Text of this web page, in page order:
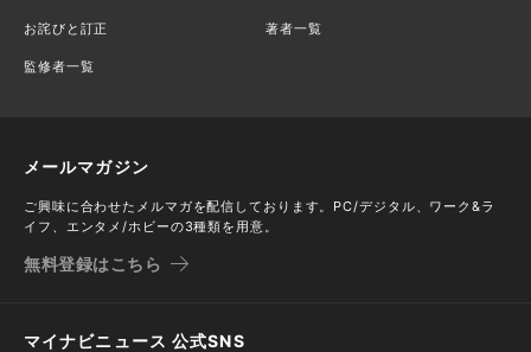
お詫びと訂正 著者一覧
監修者一覧
メールマガジン
ご興味に合わせたメルマガを配信しております。PC/デジタル、ワーク&ラ
イフ、エンタメ/ホビーの3種類を用意。
無料登録はこちら
マイナビニュース 公式SNS